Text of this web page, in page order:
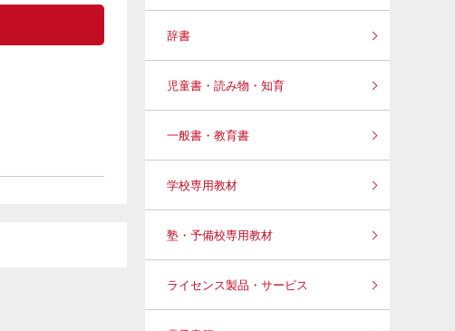
辞書
児童書・読み物・知育
一般書・教育書
学校専用教材
塾・予備校専用教材
ライセンス製品・サービス